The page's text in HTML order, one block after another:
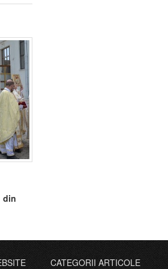
din
CATEGORII ARTICOLE